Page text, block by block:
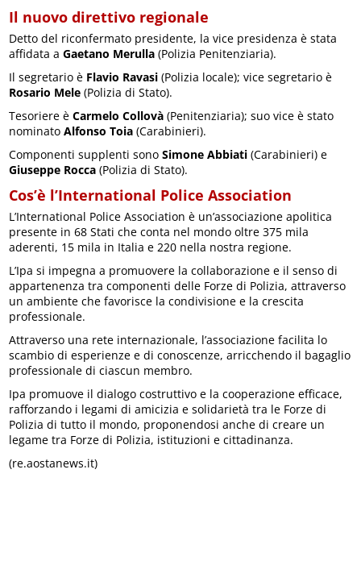
Il nuovo direttivo regionale
Detto del riconfermato presidente, la vice presidenza è stata
affidata aGaetano Merulla (Polizia Penitenziaria).
Il segretario è Flavio Ravasi (Polizia locale); vice segretario è
Rosario Mele (Polizia di Stato).
Tesoriere èCarmelo Collovà (Penitenziaria); suo vice è stato
nominatoAlfonso Toia (Carabinieri).
Componenti supplenti sono Simone Abbiati (Carabinieri) e
Giuseppe Rocca (Polizia di Stato).
Cos’è l’International Police Association
L’International Police Association è un’associazione apolitica
presente in 68 Stati che conta nel mondo oltre 375 mila
aderenti, 15 mila in Italia e 220 nella nostra regione.
L’Ipa si impegna a promuovere la collaborazione e il senso di
appartenenza tra componenti delle Forze di Polizia, attraverso
un ambiente che favorisce la condivisione e la crescita
professionale.
Attraverso una rete internazionale, l’associazione facilita lo
scambio di esperienze e di conoscenze, arricchendo il bagaglio
professionale di ciascun membro.
Ipa promuove il dialogo costruttivo e la cooperazione efficace,
rafforzando i legami di amicizia e solidarietà tra le Forze di
Polizia di tutto il mondo, proponendosi anche di creare un
legame tra Forze di Polizia, istituzioni e cittadinanza.
(re.aostanews.it)